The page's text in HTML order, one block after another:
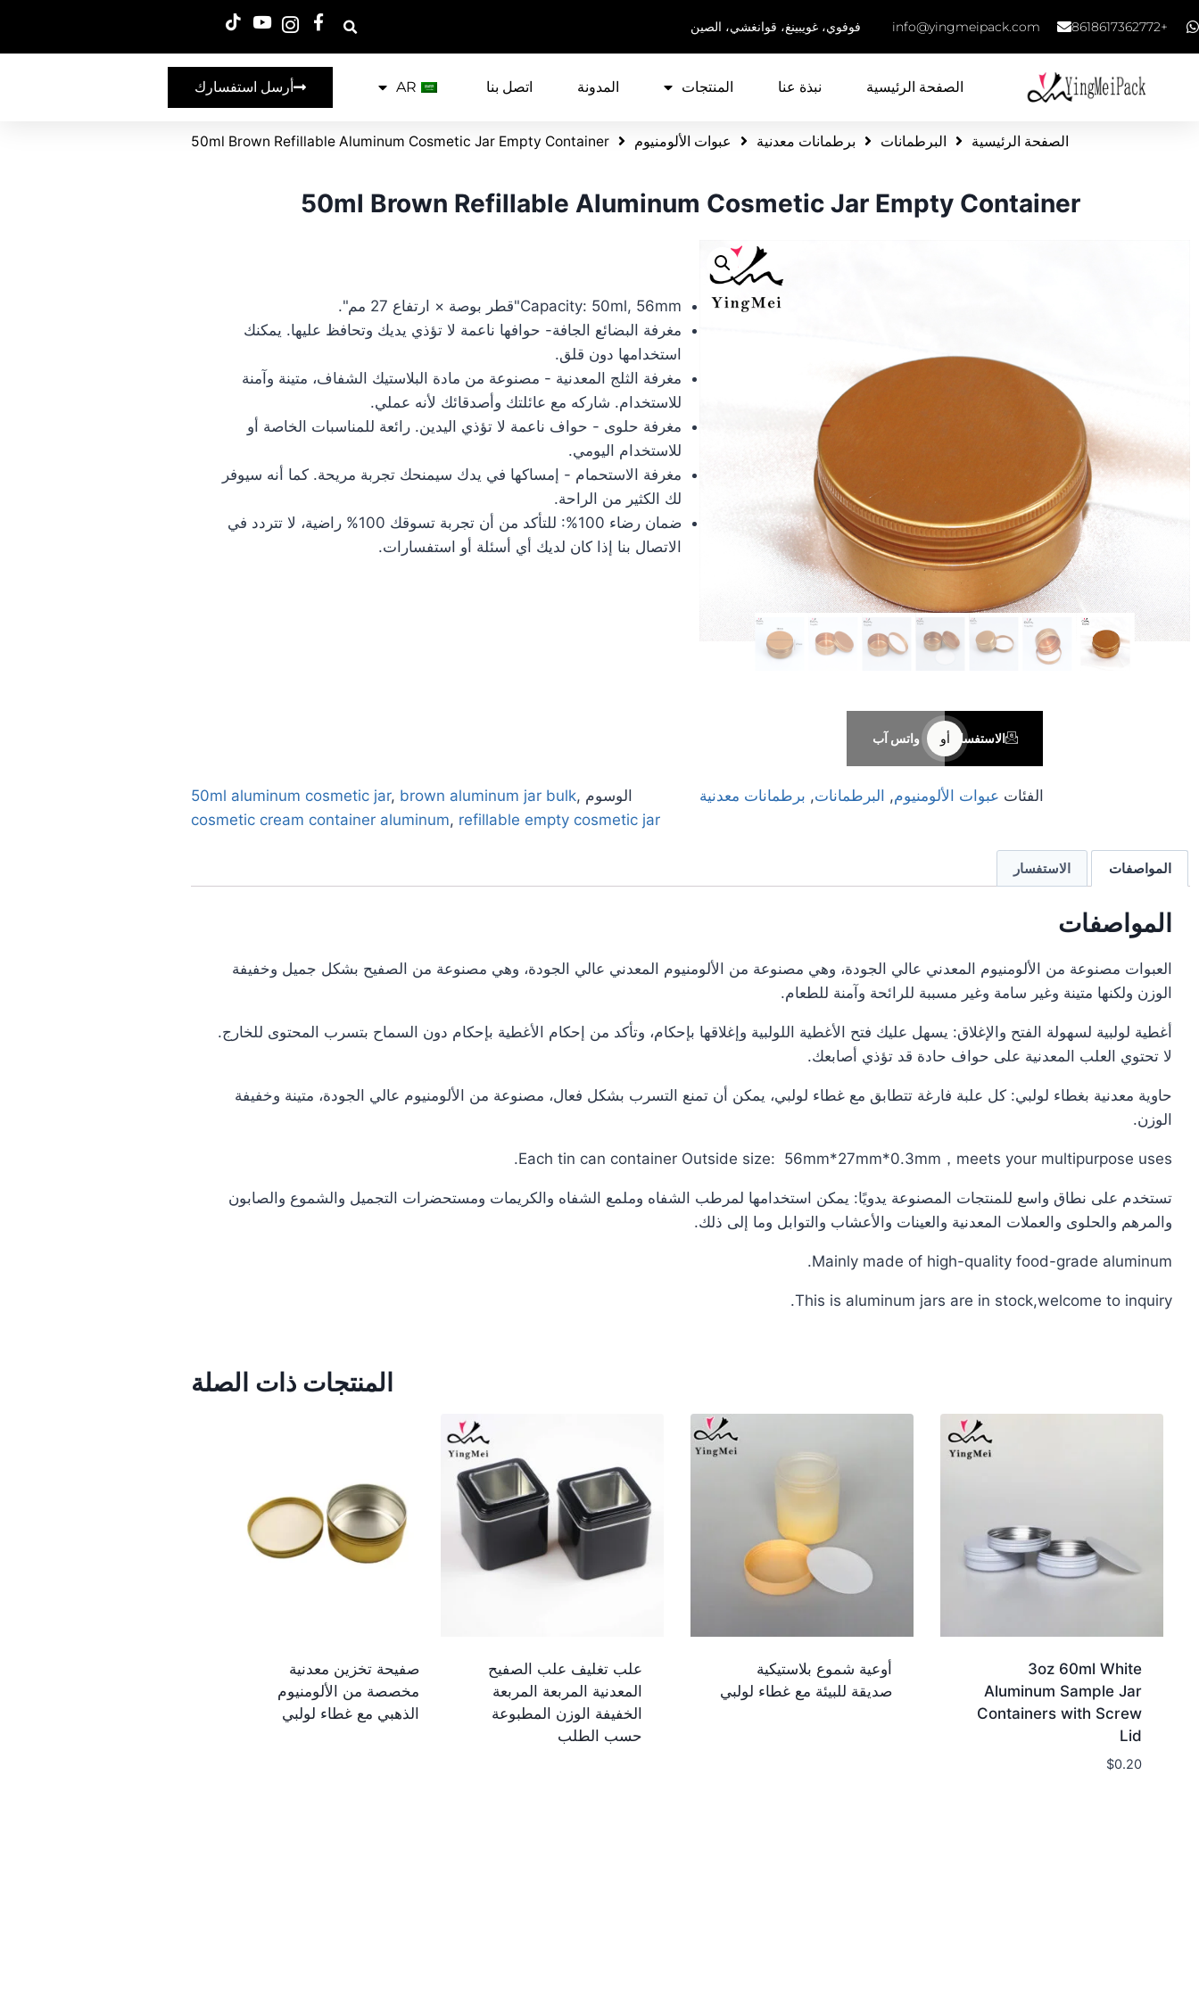
+8618617362772
info@yingmeipack.com فوفوي، غويبينغ، قوانغشي، الصين
الصفحة الرئيسية نبذة عنا المنتجات المدونة اتصل بنا AR أرسل استفسارك
الصفحة الرئيسية البرطمانات برطمانات معدنية عبوات الألومنيوم 50ml Brown Refillable Aluminum Cosmetic Jar Empty Container
50ml Brown Refillable Aluminum Cosmetic Jar Empty Container
الاستفسار أو واتس آب
Capacity: 50ml, 56mm"قطر بوصة × ارتفاع 27 مم".
مغرفة البضائع الجافة- حوافها ناعمة لا تؤذي يديك وتحافظ عليها. يمكنك
استخدامها دون قلق.
مغرفة الثلج المعدنية - مصنوعة من مادة البلاستيك الشفاف، متينة وآمنة
للاستخدام. شاركه مع عائلتك وأصدقائك لأنه عملي.
مغرفة حلوى - حواف ناعمة لا تؤذي اليدين. رائعة للمناسبات الخاصة أو
للاستخدام اليومي.
مغرفة الاستحمام - إمساكها في يدك سيمنحك تجربة مريحة. كما أنه سيوفر
لك الكثير من الراحة.
ضمان رضاء 100%: للتأكد من أن تجربة تسوقك 100% راضية، لا تتردد في
الاتصال بنا إذا كان لديك أي أسئلة أو استفسارات.
الفئات عبوات الألومنيوم, البرطمانات, برطمانات معدنية الوسوم 50ml aluminum cosmetic jar, brown aluminum jar bulk,
cosmetic cream container aluminum, refillable empty cosmetic jar
المواصفات الاستفسار
المواصفات
العبوات مصنوعة من الألومنيوم المعدني عالي الجودة، وهي مصنوعة من الألومنيوم المعدني عالي الجودة، وهي مصنوعة من الصفيح بشكل جميل وخفيفة
الوزن ولكنها متينة وغير سامة وغير مسببة للرائحة وآمنة للطعام.
أغطية لولبية لسهولة الفتح والإغلاق: يسهل عليك فتح الأغطية اللولبية وإغلاقها بإحكام، وتأكد من إحكام الأغطية بإحكام دون السماح بتسرب المحتوى للخارج.
لا تحتوي العلب المعدنية على حواف حادة قد تؤذي أصابعك.
حاوية معدنية بغطاء لولبي: كل علبة فارغة تتطابق مع غطاء لولبي، يمكن أن تمنع التسرب بشكل فعال، مصنوعة من الألومنيوم عالي الجودة، متينة وخفيفة
الوزن.
Each tin can container Outside size: 56mm*27mm*0.3mm，meets your multipurpose uses.
تستخدم على نطاق واسع للمنتجات المصنوعة يدويًا: يمكن استخدامها لمرطب الشفاه وملمع الشفاه والكريمات ومستحضرات التجميل والشموع والصابون
والمرهم والحلوى والعملات المعدنية والعينات والأعشاب والتوابل وما إلى ذلك.
Mainly made of high-quality food-grade aluminum.
This is aluminum jars are in stock,welcome to inquiry.
المنتجات ذات الصلة
3oz 60ml White
Aluminum Sample Jar
Containers with Screw
Lid
$0.20
أوعية شموع بلاستيكية
صديقة للبيئة مع غطاء لولبي
علب تغليف علب الصفيح
المعدنية المربعة المربعة
الخفيفة الوزن المطبوعة
حسب الطلب
صفيحة تخزين معدنية
مخصصة من الألومنيوم
الذهبي مع غطاء لولبي